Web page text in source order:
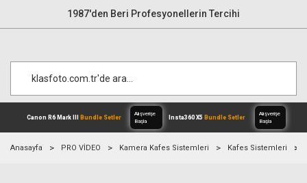
1987'den Beri Profesyonellerin Tercihi
Anasayfa PRO VİDEO Kamera Kafes Sistemleri Kafes Sistemleri